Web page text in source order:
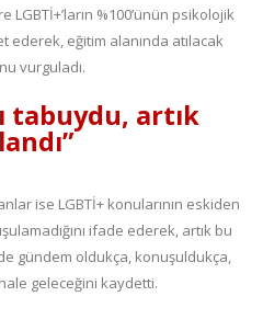
LGBTİ+’ların %100’ünün psikolojik
ederek, eğitim alanında atılacak
vurguladı.
tabuydu, artık
ise LGBTİ+ konularının eskiden
ifade ederek, artık bu
gündem oldukça, konuşuldukça,
hale geleceğini kaydetti.